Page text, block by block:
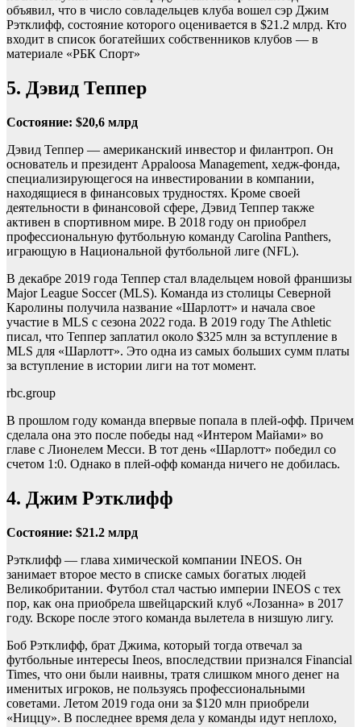
объявил, что в число совладельцев клуба вошел сэр Джим
Рэтклифф, состояние которого оценивается в $21.2 млрд. Кто
входит в список богатейших собственников клубов — в
материале «РБК Спорт»
5. Дэвид Теппер
Состояние: $20,6 млрд
Дэвид Теппер — американский инвестор и филантроп. Он
основатель и президент Appaloosa Management, хедж-фонда,
специализирующегося на инвестировании в компании,
находящиеся в финансовых трудностях. Кроме своей
деятельности в финансовой сфере, Дэвид Теппер также
активен в спортивном мире. В 2018 году он приобрел
профессиональную футбольную команду Carolina Panthers,
играющую в Национальной футбольной лиге (NFL).
В декабре 2019 года Теппер стал владельцем новой франшизы
Major League Soccer (MLS). Команда из столицы Северной
Каролины получила название «Шарлотт» и начала свое
участие в MLS с сезона 2022 года. В 2019 году The Athletic
писал, что Теппер заплатил около $325 млн за вступление в
MLS для «Шарлотт». Это одна из самых больших сумм платы
за вступление в истории лиги на тот момент.
rbc.group
В прошлом году команда впервые попала в плей-офф. Причем
сделала она это после победы над «Интером Майами» во
главе с Лионелем Месси. В тот день «Шарлотт» победил со
счетом 1:0. Однако в плей-офф команда ничего не добилась.
4. Джим Рэтклифф
Состояние: $21.2 млрд
Рэтклифф — глава химической компании INEOS. Он
занимает второе место в списке самых богатых людей
Великобритании. Футбол стал частью империи INEOS с тех
пор, как она приобрела швейцарский клуб «Лозанна» в 2017
году. Вскоре после этого команда вылетела в низшую лигу.
Боб Рэтклифф, брат Джима, который тогда отвечал за
футбольные интересы Ineos, впоследствии признался Financial
Times, что они были наивны, тратя слишком много денег на
именитых игроков, не пользуясь профессиональными
советами. Летом 2019 года они за $120 млн приобрели
«Ниццу». В последнее время дела у команды идут неплохо,